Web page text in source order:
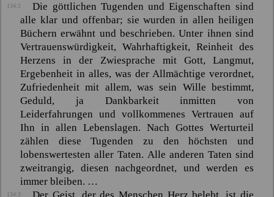
134:2
Die göttlichen Tugenden und Eigenschaften sind
alle klar und offenbar; sie wurden in allen heiligen
Büchern erwähnt und beschrieben. Unter ihnen sind
Vertrauenswürdigkeit, Wahrhaftigkeit, Reinheit des
Herzens in der Zwiesprache mit Gott, Langmut,
Ergebenheit in alles, was der Allmächtige verordnet,
Zufriedenheit mit allem, was sein Wille bestimmt,
Geduld, ja Dankbarkeit inmitten von
Leiderfahrungen und vollkommenes Vertrauen auf
Ihn in allen Lebenslagen. Nach Gottes Werturteil
zählen diese Tugenden zu den höchsten und
lobenswertesten aller Taten. Alle anderen Taten sind
zweitrangig, diesen nachgeordnet, und werden es
immer bleiben. …
134:3